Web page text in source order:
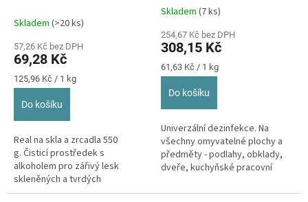
Skladem (>20 ks)
57,26 Kč bez DPH
69,28 Kč
Měrná
cena:
125,96 Kč / 1 kg
Do košíku
Real na skla a zrcadla 550
g. Čisticí prostředek s
alkoholem pro zářivý lesk
skleněných a tvrdých
povrchů. Na skla, okna, zrcadla a
Průměrné
produktu
je
5,0
z
Skladem (7 ks)
254,67 Kč bez DPH
308,15 Kč
Měrná
cena:
61,63 Kč / 1 kg
Do košíku
Univerzální dezinfekce. Na
všechny omyvatelné plochy a
předměty - podlahy, obklady,
dveře, kuchyňské pracovní
zařízení,...